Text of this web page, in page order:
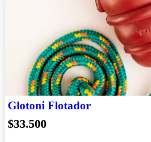
Glotoni Flotador
$33.500